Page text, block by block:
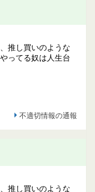
推し買いのような
ってる奴は人生台
不適切情報の通報
推し買いのような